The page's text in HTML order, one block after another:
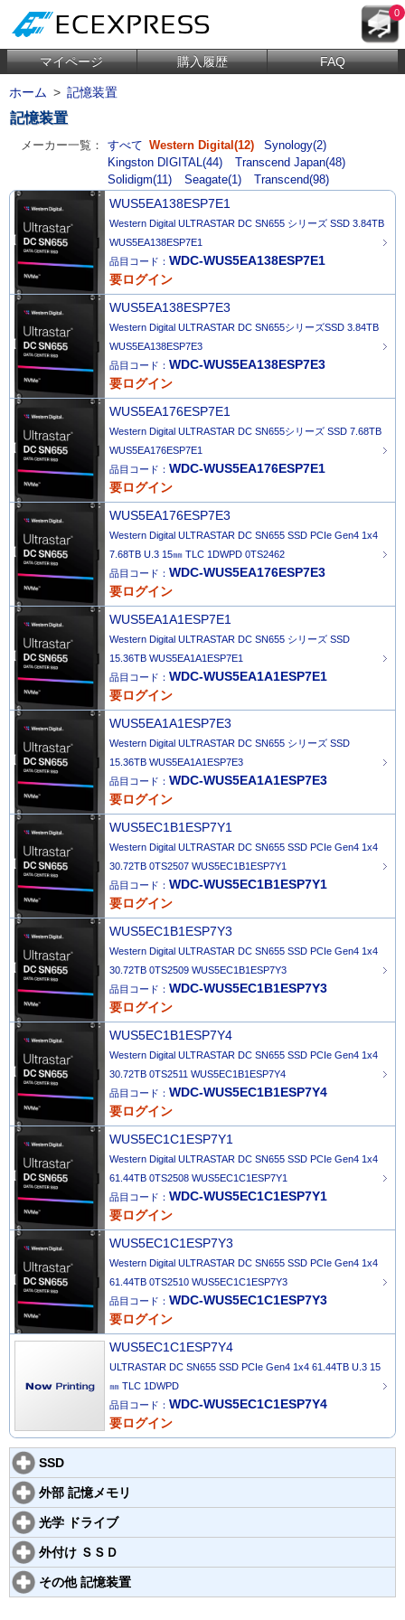
0
マイページ 購入履歴 FAQ
ホーム > 記憶装置
記憶装置
メーカー一覧： すべて Western Digital(12)
Synology(2)
Kingston DIGITAL(44)
Transcend Japan(48)
Solidigm(11)
Seagate(1) Transcend(98)
WUS5EA138ESP7E1
Western Digital ULTRASTAR DC SN655 シリーズ SSD 3.84TB
WUS5EA138ESP7E1
品目コード： WDC-WUS5EA138ESP7E1
要ログイン
WUS5EA138ESP7E3
Western Digital ULTRASTAR DC SN655シリーズSSD 3.84TB
WUS5EA138ESP7E3
品目コード： WDC-WUS5EA138ESP7E3
要ログイン
WUS5EA176ESP7E1
Western Digital ULTRASTAR DC SN655シリーズ SSD 7.68TB
WUS5EA176ESP7E1
品目コード： WDC-WUS5EA176ESP7E1
要ログイン
WUS5EA176ESP7E3
Western Digital ULTRASTAR DC SN655 SSD PCIe Gen4 1x4
7.68TB U.3 15㎜ TLC 1DWPD 0TS2462
品目コード： WDC-WUS5EA176ESP7E3
要ログイン
WUS5EA1A1ESP7E1
Western Digital ULTRASTAR DC SN655 シリーズ SSD
15.36TB WUS5EA1A1ESP7E1
品目コード： WDC-WUS5EA1A1ESP7E1
要ログイン
WUS5EA1A1ESP7E3
Western Digital ULTRASTAR DC SN655 シリーズ SSD
15.36TB WUS5EA1A1ESP7E3
品目コード： WDC-WUS5EA1A1ESP7E3
要ログイン
WUS5EC1B1ESP7Y1
Western Digital ULTRASTAR DC SN655 SSD PCIe Gen4 1x4
30.72TB 0TS2507 WUS5EC1B1ESP7Y1
品目コード： WDC-WUS5EC1B1ESP7Y1
要ログイン
WUS5EC1B1ESP7Y3
Western Digital ULTRASTAR DC SN655 SSD PCIe Gen4 1x4
30.72TB 0TS2509 WUS5EC1B1ESP7Y3
品目コード： WDC-WUS5EC1B1ESP7Y3
要ログイン
WUS5EC1B1ESP7Y4
Western Digital ULTRASTAR DC SN655 SSD PCIe Gen4 1x4
30.72TB 0TS2511 WUS5EC1B1ESP7Y4
品目コード： WDC-WUS5EC1B1ESP7Y4
要ログイン
WUS5EC1C1ESP7Y1
Western Digital ULTRASTAR DC SN655 SSD PCIe Gen4 1x4
61.44TB 0TS2508 WUS5EC1C1ESP7Y1
品目コード： WDC-WUS5EC1C1ESP7Y1
要ログイン
WUS5EC1C1ESP7Y3
Western Digital ULTRASTAR DC SN655 SSD PCIe Gen4 1x4
61.44TB 0TS2510 WUS5EC1C1ESP7Y3
品目コード： WDC-WUS5EC1C1ESP7Y3
要ログイン
WUS5EC1C1ESP7Y4
ULTRASTAR DC SN655 SSD PCIe Gen4 1x4 61.44TB U.3 15
㎜ TLC 1DWPD
品目コード： WDC-WUS5EC1C1ESP7Y4
要ログイン
SSD
外部 記憶メモリ
光学 ドライブ
外付け ＳＳＤ
その他 記憶装置